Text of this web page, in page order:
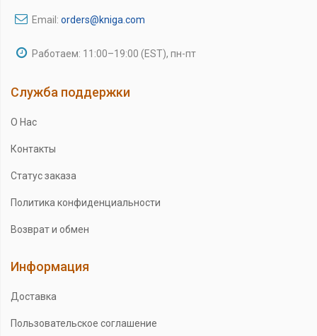
Email: orders@kniga.com
Работаем: 11:00–19:00 (EST), пн-пт
Служба поддержки
О Нас
Контакты
Статус заказа
Политика конфиденциальности
Возврат и обмен
Информация
Доставка
Пользовательское соглашение